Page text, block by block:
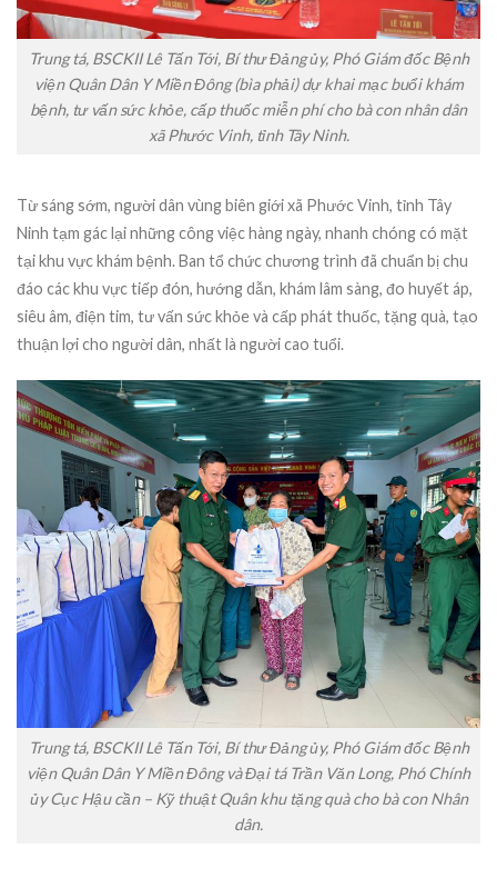
Trung tá, BSCKII Lê Tấn Tới, Bí thư Đảng ủy, Phó Giám đốc Bệnh
viện Quân Dân Y Miền Đông (bìa phải) dự khai mạc buổi khám
bệnh, tư vấn sức khỏe, cấp thuốc miễn phí cho bà con nhân dân
xã Phước Vinh, tỉnh Tây Ninh.
Từ sáng sớm, người dân vùng biên giới xã Phước Vinh, tỉnh Tây
Ninh tạm gác lại những công việc hàng ngày, nhanh chóng có mặt
tại khu vực khám bệnh. Ban tổ chức chương trình đã chuẩn bị chu
đáo các khu vực tiếp đón, hướng dẫn, khám lâm sàng, đo huyết áp,
siêu âm, điện tim, tư vấn sức khỏe và cấp phát thuốc, tặng quà, tạo
thuận lợi cho người dân, nhất là người cao tuổi.
Trung tá, BSCKII Lê Tấn Tới, Bí thư Đảng ủy, Phó Giám đốc Bệnh
viện Quân Dân Y Miền Đông và Đại tá Trần Văn Long, Phó Chính
ủy Cục Hậu cần – Kỹ thuật Quân khu tặng quà cho bà con Nhân
dân.